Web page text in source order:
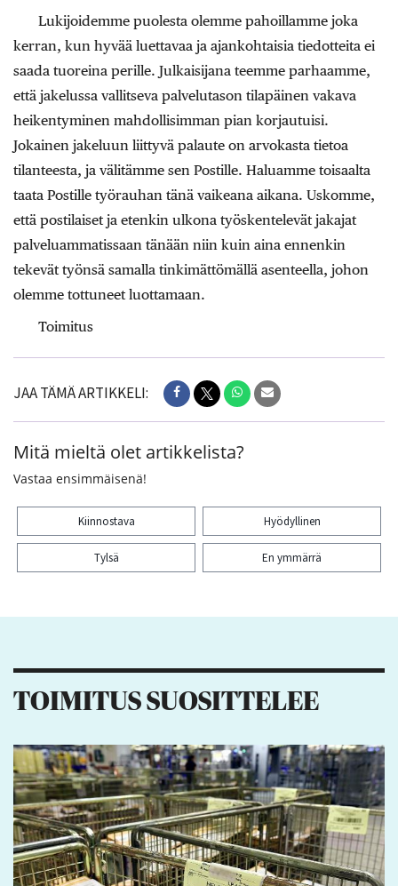
Lukijoidemme puolesta olemme pahoillamme joka
kerran, kun hyvää luettavaa ja ajankohtaisia tiedotteita ei
saada tuoreina perille. Julkaisijana teemme parhaamme,
että jakelussa vallitseva palvelutason tilapäinen vakava
heikentyminen mahdollisimman pian korjautuisi.
Jokainen jakeluun liittyvä palaute on arvokasta tietoa
tilanteesta, ja välitämme sen Postille. Haluamme toisaalta
taata Postille työrauhan tänä vaikeana aikana. Uskomme,
että postilaiset ja etenkin ulkona työskentelevät jakajat
palveluammatissaan tänään niin kuin aina ennenkin
tekevät työnsä samalla tinkimättömällä asenteella, johon
olemme tottuneet luottamaan.
Toimitus
JAA TÄMÄ ARTIKKELI:
Mitä mieltä olet artikkelista?
Vastaa ensimmäisenä!
Kiinnostava Hyödyllinen
Tylsä En ymmärrä
TOIMITUS SUOSITTELEE